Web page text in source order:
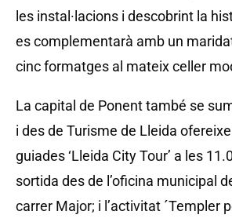
les instal·lacions i descobrint la
es complementarà amb un
cinc formatges al mateix celler
La capital de Ponent també se
i des de Turisme de Lleida
guiades ‘Lleida City Tour’ a les
sortida des de l’oficina municipal
carrer Major; i l’activitat ´Templer